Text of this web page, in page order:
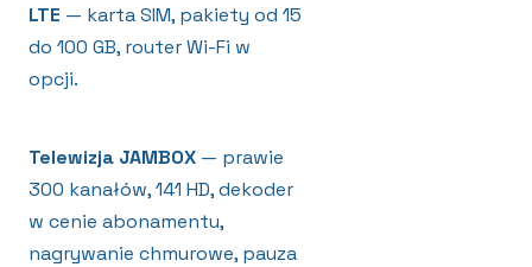
LTE — karta SIM, pakiety od 15
do 100 GB, router Wi-Fi w
opcji.
Telewizja JAMBOX — prawie
300 kanałów, 141 HD, dekoder
w cenie abonamentu,
nagrywanie chmurowe, pauza